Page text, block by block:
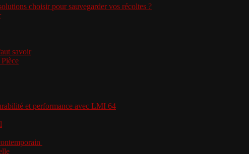
choisir pour sauvegarder vos récoltes ?
savoir
et performance avec LMI 64